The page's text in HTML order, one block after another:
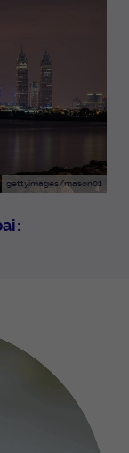
gettyimages/mason01